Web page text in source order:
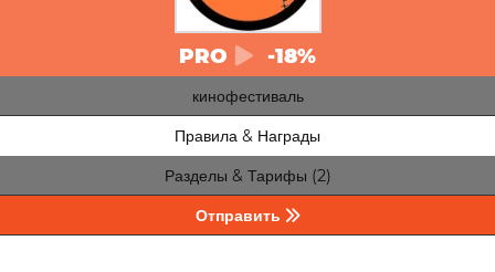
PRO -18%
кинофестиваль
Правила & Награды
Разделы & Тарифы (2)
Отправить